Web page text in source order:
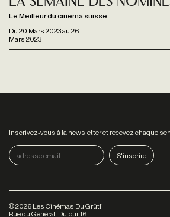
Du 20 Mars 2023au 26
Mars 2023
Le Meilleur du cinéma suisse
Inscrivez-vous à la newsletter et recevez chaque
©2026 Les Cinémas Du Grütli
Rue du Général-Dufour 16